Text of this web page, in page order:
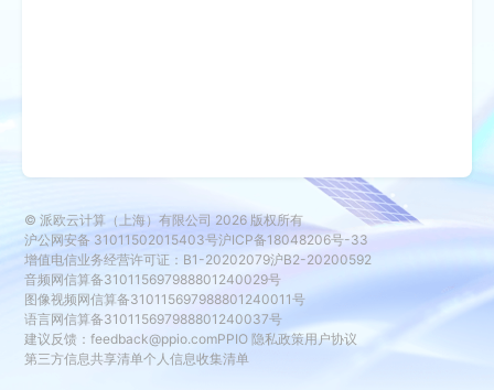
© 派欧云计算（上海）有限公司 2026 版权所有
沪公网安备 31011502015403号沪ICP备18048206号-33
增值电信业务经营许可证：B1-20202079沪B2-20200592
音频网信算备310115697988801240029号
图像视频网信算备310115697988801240011号
语言网信算备310115697988801240037号
建议反馈：feedback@ppio.comPPIO 隐私政策用户协议
第三方信息共享清单个人信息收集清单